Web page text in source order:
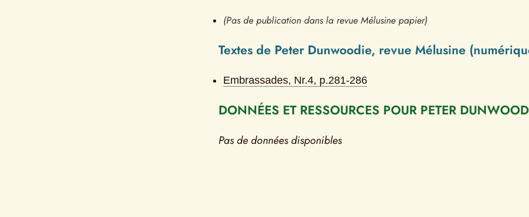
(Pas de publication dans la revue Mélusine papier)
Textes de Peter Dunwoodie, revue Mélusine
Embrassades, Nr.4, p.281-286
DONNÉES ET RESSOURCES POUR PETER
Pas de données disponibles